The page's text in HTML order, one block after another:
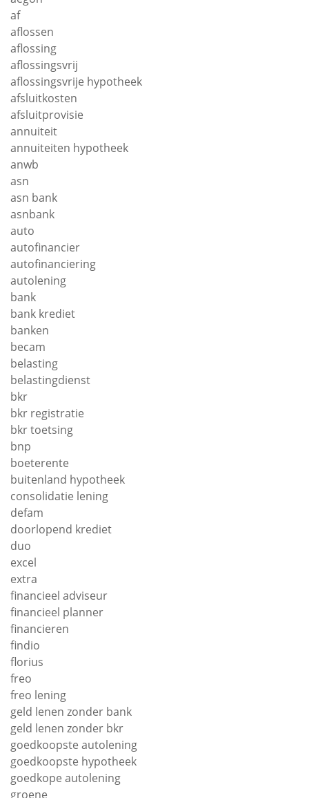
af
aflossen
aflossing
aflossingsvrij
aflossingsvrije hypotheek
afsluitkosten
afsluitprovisie
annuiteit
annuiteiten hypotheek
anwb
asn
asn bank
asnbank
auto
autofinancier
autofinanciering
autolening
bank
bank krediet
banken
becam
belasting
belastingdienst
bkr
bkr registratie
bkr toetsing
bnp
boeterente
buitenland hypotheek
consolidatie lening
defam
doorlopend krediet
duo
excel
extra
financieel adviseur
financieel planner
financieren
findio
florius
freo
freo lening
geld lenen zonder bank
geld lenen zonder bkr
goedkoopste autolening
goedkoopste hypotheek
goedkope autolening
groene